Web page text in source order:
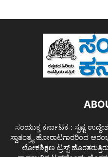
ಸಂಯುಕ್ತ ಕರ್ನಾಟಕ : ಸ್ಪಷ್ಟ
ಸ್ವಾತಂತ್ರ್ಯ ಹೋರಾಟಗಾರರಿಂದ
ಲೋಕಶಿಕ್ಷಣ ಟ್ರಸ್ಟ್